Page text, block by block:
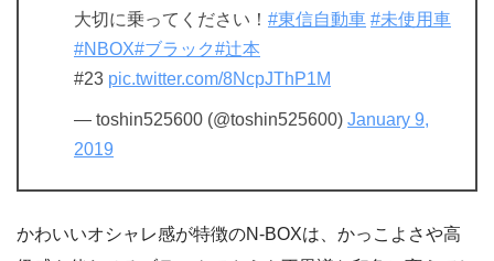
大切に乗ってください！ #東信自動車 #未使用車
#NBOX#ブラック#辻本
#23 pic.twitter.com/8NcpJThP1M
— toshin525600 (@toshin525600) January 9,
2019
かわいいオシャレ感が特徴のN-BOXは、かっこよさや高